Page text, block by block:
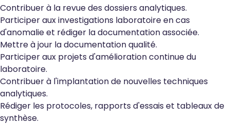
Contribuer à la revue des dossiers analytiques.
Participer aux investigations laboratoire en cas
d'anomalie et rédiger la documentation associée.
Mettre à jour la documentation qualité.
Participer aux projets d'amélioration continue du
laboratoire.
Contribuer à l'implantation de nouvelles techniques
analytiques.
Rédiger les protocoles, rapports d'essais et tableaux de
synthèse.